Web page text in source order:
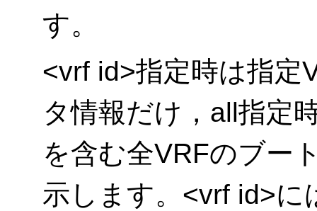
す。
<vrf id>指定時は指定
タ情報だけ，all指定
を含む全VRFのブー
示します。<vrf id>